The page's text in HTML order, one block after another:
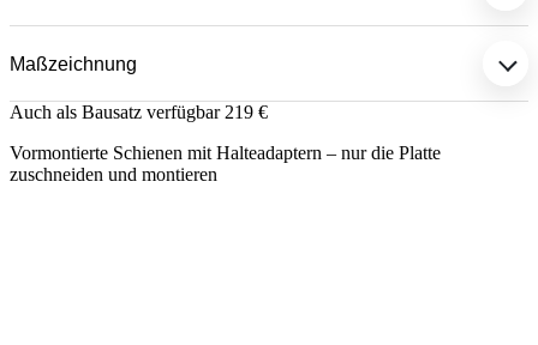
Maßzeichnung
Auch als Bausatz verfügbar219 €
Vormontierte Schienen mit Halteadaptern – nur die Platte
zuschneiden und montieren